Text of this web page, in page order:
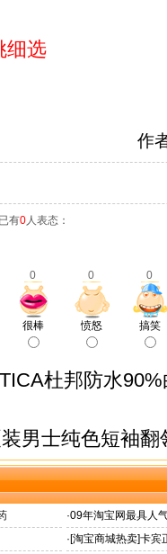
细选
作
有0人表态：
0 0 0
很棒 愤怒 搞笑
杜邦防水
男士纯色短袖翻
·09年淘宝网最具人
·[淘宝商城热卖]卡